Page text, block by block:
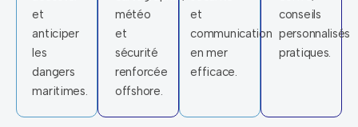
et
anticiper
les
dangers
maritimes.
météo
et
sécurité
renforcée
offshore.
et
communication
en mer
efficace.
conseils
personnalisés
pratiques.